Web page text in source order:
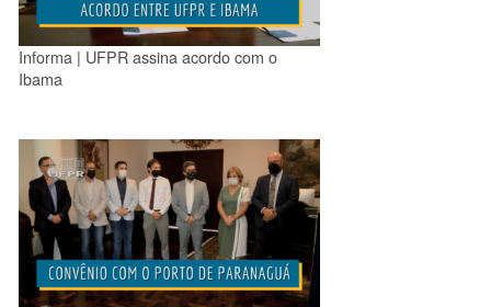
Informa | UFPR assina acordo com o
Ibama